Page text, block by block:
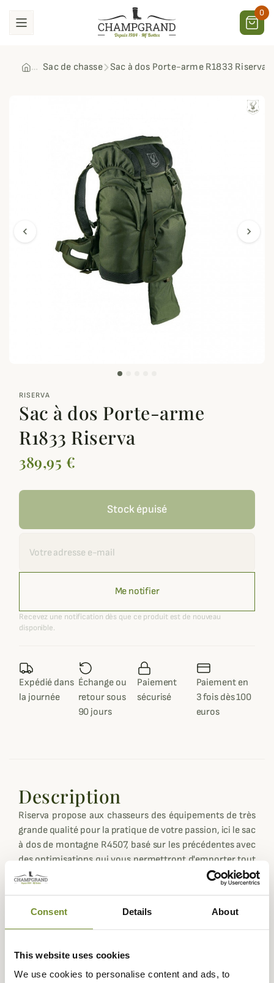
Consent Details About
This website uses cookies
We use cookies to personalise content and ads, to
0
Sac de chasse Sac à dos Porte-arme R1833 Riserva
chevron_left chevron_right
RISERVA
Sac à dos Porte-arme
R1833 Riserva
389,95 €
Stock épuisé
Me notifier
Recevez une notification dès que ce produit est de nouveau
disponible.
Expédié dans
la journée
Échange ou
retour sous
90 jours
Paiement
sécurisé
Paiement en
3 fois dès 100
euros
Description
Riserva propose aux chasseurs des équipements de très
grande qualité pour la pratique de votre passion, ici le sac
à dos de montagne R4507, basé sur les précédentes avec
des optimisations qui vous permettront d'emporter tout
le nécessaire avec vous pour une journée de chasse ou de
Sa contenance de base est de 45 litres, sa conception
allié au cordura pour une protection optimale.
Ce sac R4507 dispose d'une grande poche principale